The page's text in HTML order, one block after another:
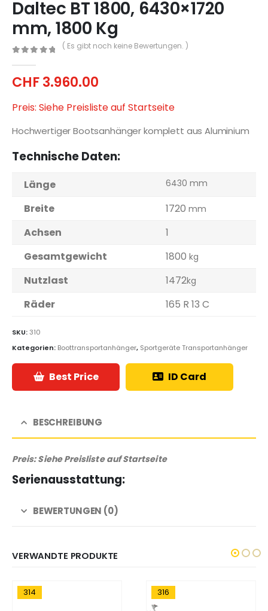
Daltec BT 1800, 6430×1720
mm, 1800 Kg
( Es gibt noch keine Bewertungen. )
CHF3.960.00
Preis: Siehe Preisliste auf Startseite
Hochwertiger Bootsanhänger komplett aus Aluminium
Technische Daten:
Länge 6430 mm
Breite 1720 mm
Achsen
1
Gesamtgewicht
1800 kg
Nutzlast 1472kg
Räder 165 R 13 C
SKU:310
Kategorien: Boottransportanhänger, Sportgeräte Transportanhänger
Best Price ID Card
BESCHREIBUNG
Preis: Siehe Preisliste auf Startseite
Serienausstattung:
BEWERTUNGEN (0)
VERWANDTE PRODUKTE
314 316